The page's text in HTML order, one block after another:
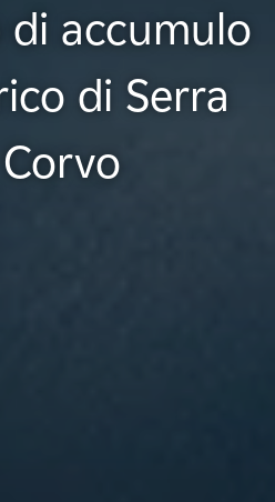
di accumulo
di Serra